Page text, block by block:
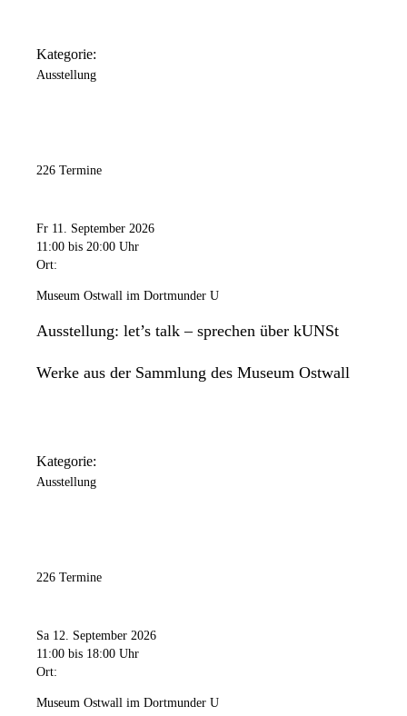
Kategorie:
Ausstellung
226 Termine
Fr 11. September 2026
11:00 bis 20:00 Uhr
Ort:
Museum Ostwall im Dortmunder U
Ausstellung: let’s talk – sprechen über kUNSt
Werke aus der Sammlung des Museum Ostwall
Kategorie:
Ausstellung
226 Termine
Sa 12. September 2026
11:00 bis 18:00 Uhr
Ort:
Museum Ostwall im Dortmunder U